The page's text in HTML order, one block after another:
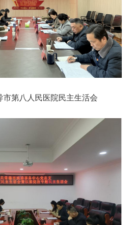
市第八人民医院民主生活会